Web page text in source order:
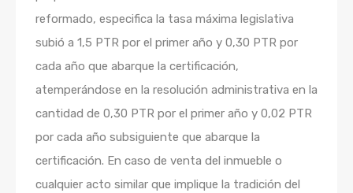
reformado, especifica la tasa máxima legislativa
subió a 1,5 PTR por el primer año y 0,30 PTR por
cada año que abarque la certificación,
atemperándose en la resolución administrativa en la
cantidad de 0,30 PTR por el primer año y 0,02 PTR
por cada año subsiguiente que abarque la
certificación. En caso de venta del inmueble o
cualquier acto similar que implique la tradición del